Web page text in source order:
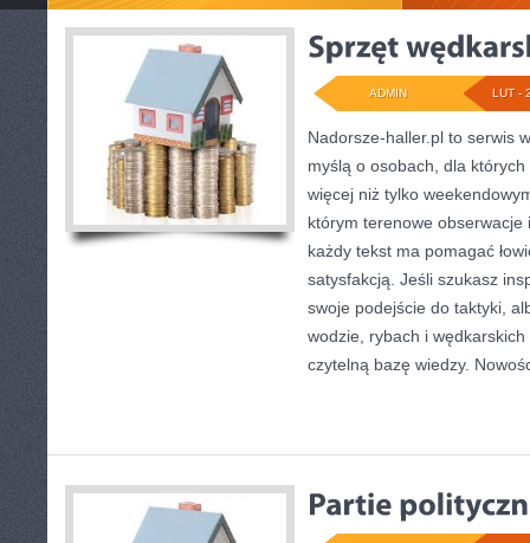
LUT -
ADMIN
Nadorsze-haller.pl to serwis
myślą o osobach, dla
więcej niż tylko
którym terenowe
każdy tekst ma pomagać
satysfakcją. Jeśli szukasz
swoje podejście do taktyki,
wodzie, rybach i
czytelną bazę wiedzy.